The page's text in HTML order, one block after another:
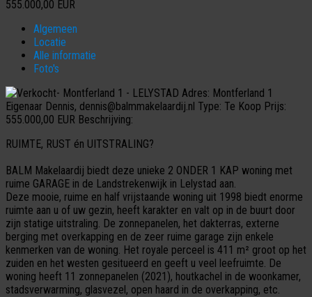
555.000,00 EUR
Algemeen
Locatie
Alle informatie
Foto's
Adres: Montferland 1
Eigenaar Dennis, dennis@balmmakelaardij.nl Type: Te Koop Prijs:
555.000,00 EUR Beschrijving:
RUIMTE, RUST én UITSTRALING?
BALM Makelaardij biedt deze unieke 2 ONDER 1 KAP woning met
ruime GARAGE in de Landstrekenwijk in Lelystad aan.
Deze mooie, ruime en half vrijstaande woning uit 1998 biedt enorme
ruimte aan u of uw gezin, heeft karakter en valt op in de buurt door
zijn statige uitstraling. De zonnepanelen, het dakterras, externe
berging met overkapping en de zeer ruime garage zijn enkele
kenmerken van de woning. Het royale perceel is 411 m² groot op het
zuiden en het westen gesitueerd en geeft u veel leefruimte. De
woning heeft 11 zonnepanelen (2021), houtkachel in de woonkamer,
stadsverwarming, glasvezel, open haard in de overkapping, etc.